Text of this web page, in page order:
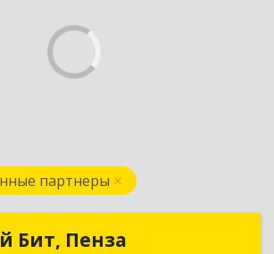
партнеры
Бит, Пенза
1С:Первый Бит, Пенза